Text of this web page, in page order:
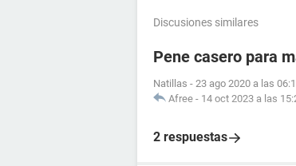
Discusiones similares
Pene casero para
Natillas - 23 ago 2020 a las
Afree - 14 oct 2023 a las
2 respuestas